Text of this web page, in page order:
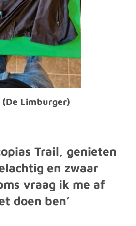
Limburger)
Trail, genieten
en zwaar
vraag ik me af
doen ben’